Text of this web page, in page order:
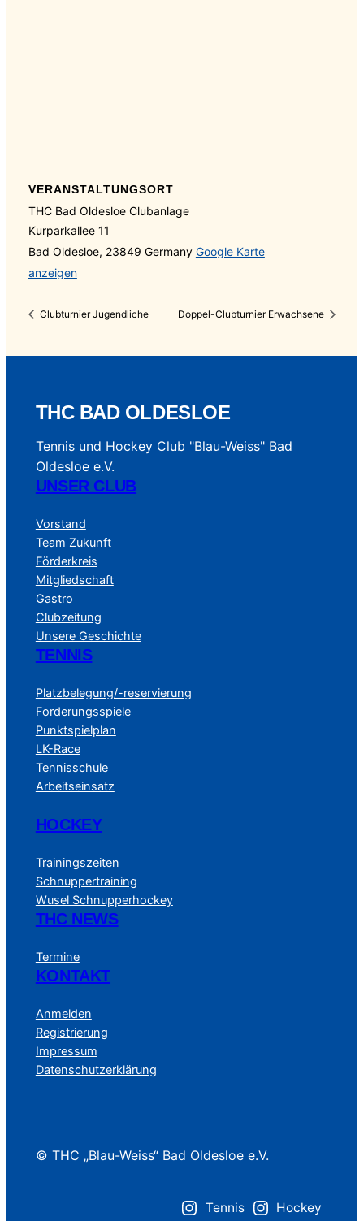
VERANSTALTUNGSORT
THC Bad Oldesloe Clubanlage
Kurparkallee 11
Bad Oldesloe, 23849 Germany Google Karte
anzeigen
Clubturnier Jugendliche Doppel-Clubturnier Erwachsene
THC BAD OLDESLOE
Tennis und Hockey Club "Blau-Weiss" Bad
Oldesloe e.V.
UNSER CLUB
Vorstand
Team Zukunft
Förderkreis
Mitgliedschaft
Gastro
Clubzeitung
Unsere Geschichte
TENNIS
Platzbelegung/-reservierung
Forderungsspiele
Punktspielplan
LK-Race
Tennisschule
Arbeitseinsatz
HOCKEY
Trainingszeiten
Schnuppertraining
Wusel Schnupperhockey
THC NEWS
Termine
KONTAKT
Anmelden
Registrierung
Impressum
Datenschutzerklärung
© THC „Blau-Weiss“ Bad Oldesloe e.V.
Tennis Hockey